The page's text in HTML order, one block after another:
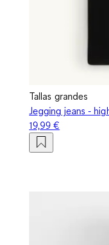
Tallas grandes
Jegging jeans -
19,99 €